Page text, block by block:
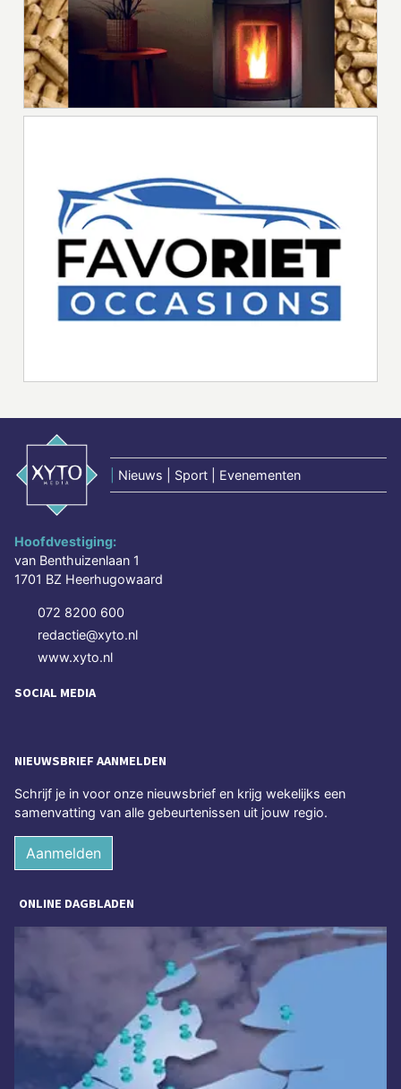
Nieuws | Sport | Evenementen
Hoofdvestiging:
van Benthuizenlaan 1
1701 BZ Heerhugowaard
072 8200 600
redactie@xyto.nl
www.xyto.nl
SOCIAL MEDIA
NIEUWSBRIEF AANMELDEN
Schrijf je in voor onze nieuwsbrief en krijg wekelijks een
samenvatting van alle gebeurtenissen uit jouw regio.
Aanmelden
ONLINE DAGBLADEN